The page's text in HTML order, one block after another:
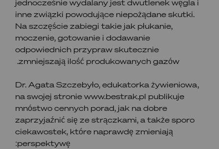
jednocześnie wydalany jest dwutlenek węgla i
inne związki powodujące niepożądane skutki.
Na szczęście zabiegi takie jak płukanie,
moczenie, gotowanie i dodawanie
odpowiednich przypraw skutecznie
zmniejszają ilość produkowanych gazów.
Dr. Agata Szczebyło, edukatorka żywieniowa,
na swojej stronie www.bestrak.pl publikuje
mnóstwo cennych porad, jak na dobre
zaprzyjaźnić się ze strączkami, a także sporo
ciekawostek, które naprawdę zmieniają
perspektywę: